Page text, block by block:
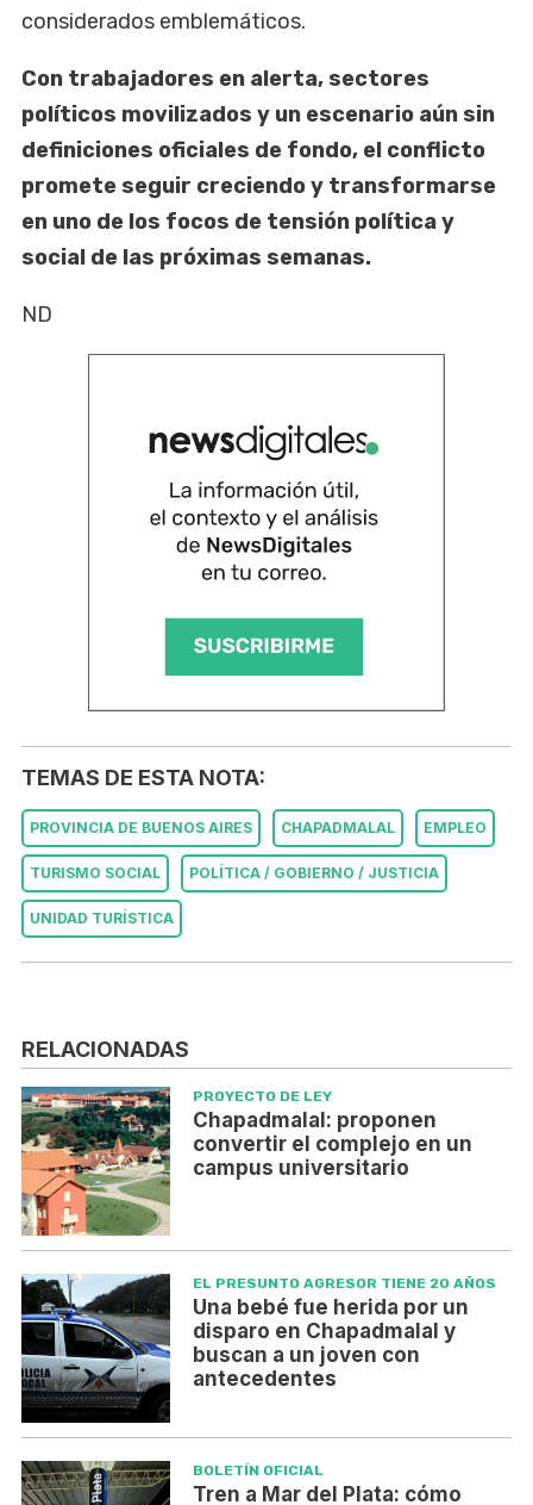
considerados emblemáticos.
Con trabajadores en alerta, sectores
políticos movilizados y un escenario aún sin
definiciones oficiales de fondo, el conflicto
promete seguir creciendo y transformarse
en uno de los focos de tensión política y
social de las próximas semanas.
ND
TEMAS DE ESTA NOTA:
PROVINCIA DE BUENOS AIRES CHAPADMALAL EMPLEO
TURISMO SOCIAL POLÍTICA / GOBIERNO / JUSTICIA
UNIDAD TURÍSTICA
RELACIONADAS
PROYECTO DE LEY
Chapadmalal: proponen
convertir el complejo en un
campus universitario
EL PRESUNTO AGRESOR TIENE 20 AÑOS
Una bebé fue herida por un
disparo en Chapadmalal y
buscan a un joven con
antecedentes
BOLETÍN OFICIAL
Tren a Mar del Plata: cómo